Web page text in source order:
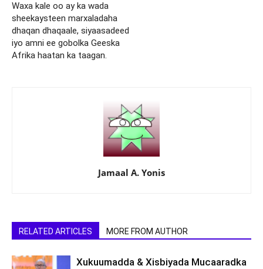
Waxa kale oo ay ka wada
sheekaysteen marxaladaha
dhaqan dhaqaale, siyaasadeed
iyo amni ee gobolka Geeska
Afrika haatan ka taagan.
Jamaal A. Yonis
RELATED ARTICLES MORE FROM AUTHOR
Xukuumadda & Xisbiyada Mucaaradka